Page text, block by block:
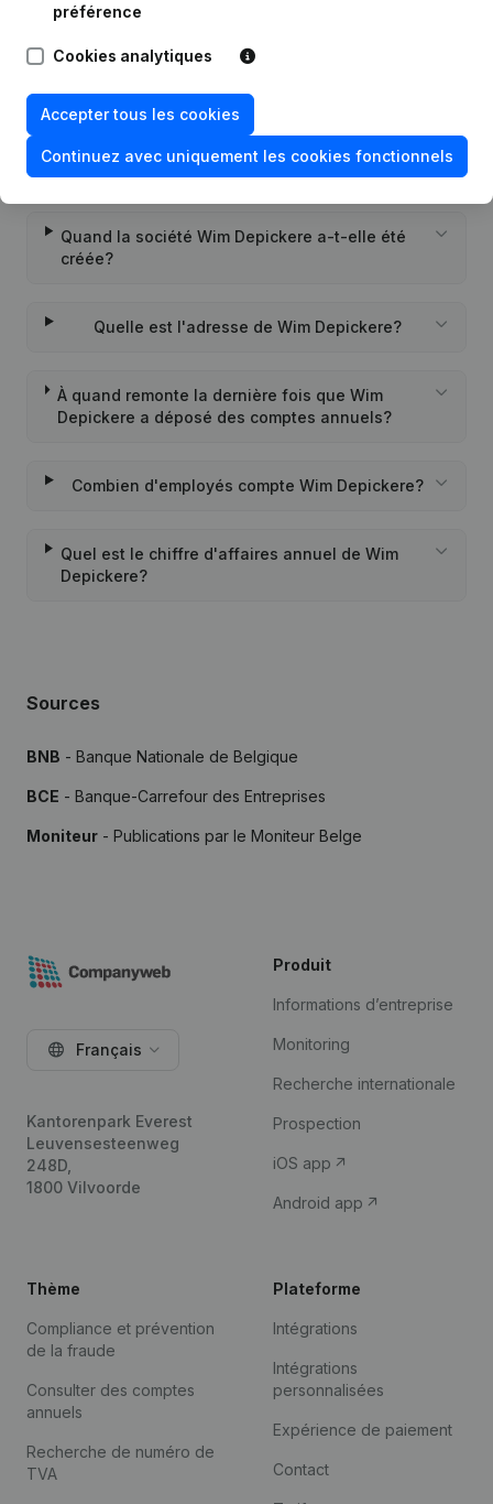
Questions fréquemment posées
Quel est l'identifiant PEPPOL de Wim
Depickere?
Quand la société Wim Depickere a-t-elle été
créée?
Quelle est l'adresse de Wim Depickere?
À quand remonte la dernière fois que Wim
Depickere a déposé des comptes annuels?
Combien d'employés compte Wim Depickere?
Quel est le chiffre d'affaires annuel de Wim
Depickere?
Sources
BNB - Banque Nationale de Belgique
BCE - Banque-Carrefour des Entreprises
Moniteur - Publications par le Moniteur Belge
préférence
Cookies analytiques
Accepter tous les cookies
Continuez avec uniquement les cookies fonctionnels
Français
Kantorenpark Everest
Leuvensesteenweg
248D,
1800 Vilvoorde
Produit
Informations d’entreprise
Monitoring
Recherche internationale
Prospection
iOS app
Android app
Thème
Compliance et prévention
de la fraude
Consulter des comptes
annuels
Recherche de numéro de
TVA
Plateforme
Intégrations
Intégrations
personnalisées
Expérience de paiement
Contact